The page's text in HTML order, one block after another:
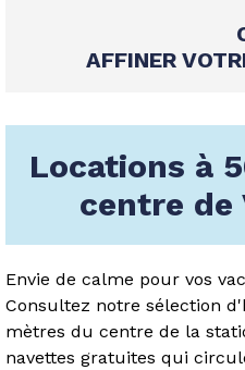
AFFINER
Locations à
centre de
Envie de calme pour vos
Consultez notre sélection
mètres du centre de la
navettes gratuites qui